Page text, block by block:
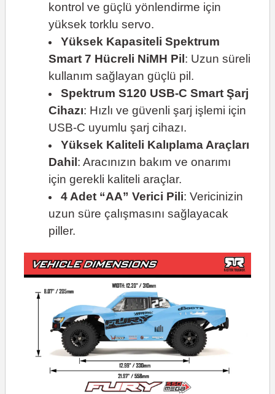
kontrol ve güçlü yönlendirme için
yüksek torklu servo.
Yüksek Kapasiteli Spektrum
Smart 7 Hücreli NiMH Pil : Uzun süreli
kullanım sağlayan güçlü pil.
Spektrum S120 USB-C Smart Şarj
Cihazı: Hızlı ve güvenli şarj işlemi için
USB-C uyumlu şarj cihazı.
Yüksek Kaliteli Kalıplama Araçları
Dahil : Aracınızın bakım ve onarımı
için gerekli kaliteli araçlar.
4 Adet “AA” Verici Pili: Vericinizin
uzun süre çalışmasını sağlayacak
piller.